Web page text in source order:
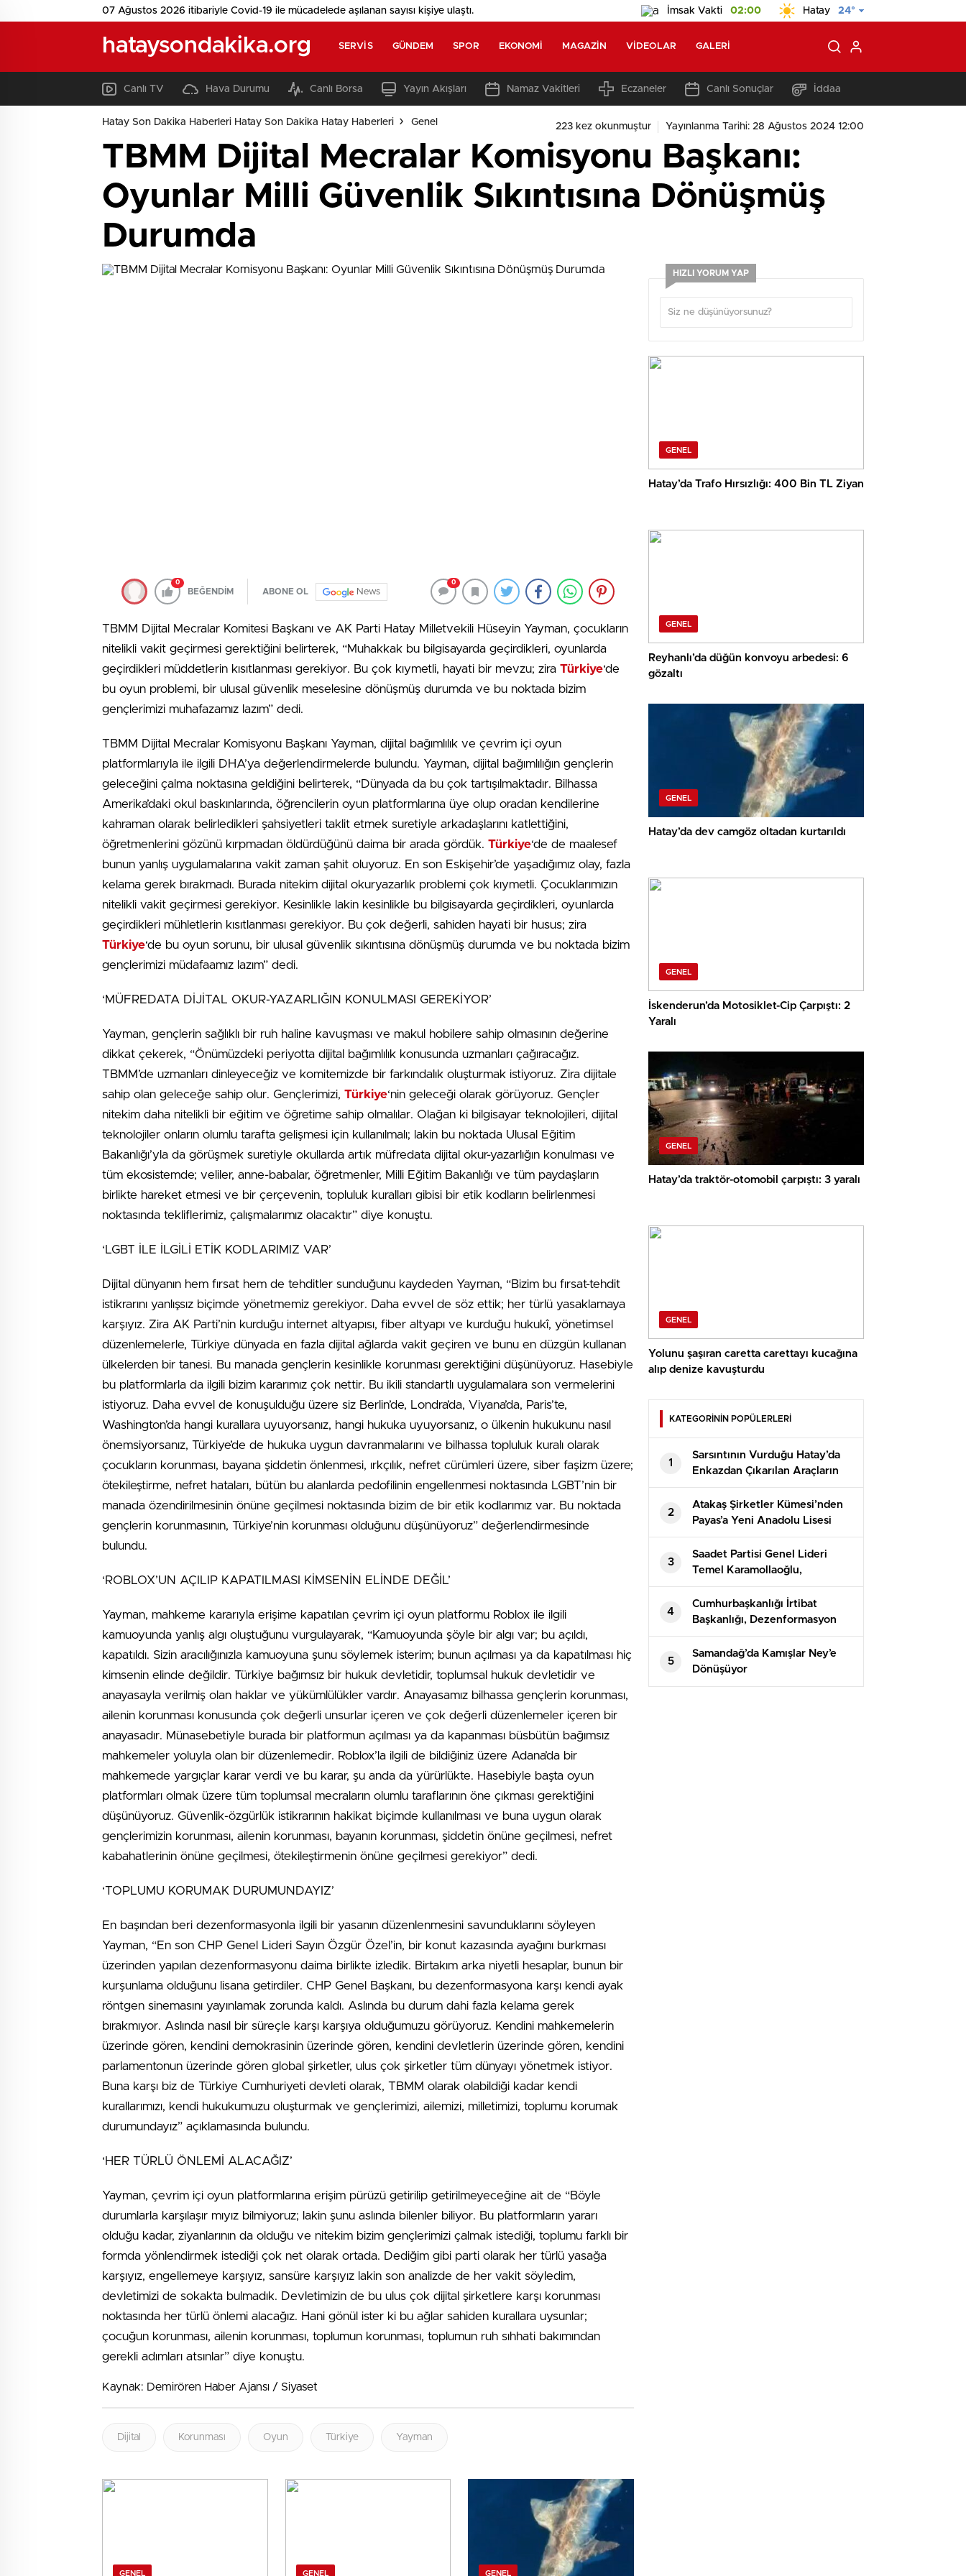
07 Ağustos 2026 itibariyle Covid-19 ile mücadelede aşılanan sayısı kişiye ulaştı. İmsak Vakti 02:00 Hatay 24°
hataysondakika.org SERVIS GÜNDEM SPOR EKONOMI MAGAZIN VIDEOLAR GALERI
Canlı TV Hava Durumu Canlı Borsa Yayın Akışları Namaz Vakitleri Eczaneler Canlı Sonuçlar İddaa
Hatay Son Dakika Haberleri Hatay Son Dakika Hatay Haberleri Genel 223 kez okunmuştur Yayınlanma Tarihi: 28 Ağustos 2024 12:00
TBMM Dijital Mecralar Komisyonu Başkanı:
Oyunlar Milli Güvenlik Sıkıntısına Dönüşmüş
Durumda
0
BEĞENDİM ABONE OL News
0
TBMM Dijital Mecralar Komitesi Başkanı ve AK Parti Hatay Milletvekili Hüseyin Yayman, çocukların
nitelikli vakit geçirmesi gerektiğini belirterek, “Muhakkak bu bilgisayarda geçirdikleri, oyunlarda
geçirdikleri müddetlerin kısıtlanması gerekiyor. Bu çok kıymetli, hayati bir mevzu; zira Türkiye‘de
bu oyun problemi, bir ulusal güvenlik meselesine dönüşmüş durumda ve bu noktada bizim
gençlerimizi muhafazamız lazım” dedi.
TBMM Dijital Mecralar Komisyonu Başkanı Yayman, dijital bağımlılık ve çevrim içi oyun
platformlarıyla ile ilgili DHA’ya değerlendirmelerde bulundu. Yayman, dijital bağımlılığın gençlerin
geleceğini çalma noktasına geldiğini belirterek, “Dünyada da bu çok tartışılmaktadır. Bilhassa
Amerika’daki okul baskınlarında, öğrencilerin oyun platformlarına üye olup oradan kendilerine
kahraman olarak belirledikleri şahsiyetleri taklit etmek suretiyle arkadaşlarını katlettiğini,
öğretmenlerini gözünü kırpmadan öldürdüğünü daima bir arada gördük. Türkiye‘de de maalesef
bunun yanlış uygulamalarına vakit zaman şahit oluyoruz. En son Eskişehir’de yaşadığımız olay, fazla
kelama gerek bırakmadı. Burada nitekim dijital okuryazarlık problemi çok kıymetli. Çocuklarımızın
nitelikli vakit geçirmesi gerekiyor. Kesinlikle lakin kesinlikle bu bilgisayarda geçirdikleri, oyunlarda
geçirdikleri mühletlerin kısıtlanması gerekiyor. Bu çok değerli, sahiden hayati bir husus; zira
Türkiye‘de bu oyun sorunu, bir ulusal güvenlik sıkıntısına dönüşmüş durumda ve bu noktada bizim
gençlerimizi müdafaamız lazım” dedi.
‘MÜFREDATA DİJİTAL OKUR-YAZARLIĞIN KONULMASI GEREKİYOR’
Yayman, gençlerin sağlıklı bir ruh haline kavuşması ve makul hobilere sahip olmasının değerine
dikkat çekerek, “Önümüzdeki periyotta dijital bağımlılık konusunda uzmanları çağıracağız.
TBMM’de uzmanları dinleyeceğiz ve komitemizde bir farkındalık oluşturmak istiyoruz. Zira dijitale
sahip olan geleceğe sahip olur. Gençlerimizi, Türkiye‘nin geleceği olarak görüyoruz. Gençler
nitekim daha nitelikli bir eğitim ve öğretime sahip olmalılar. Olağan ki bilgisayar teknolojileri, dijital
teknolojiler onların olumlu tarafta gelişmesi için kullanılmalı; lakin bu noktada Ulusal Eğitim
Bakanlığı’yla da görüşmek suretiyle okullarda artık müfredata dijital okur-yazarlığın konulması ve
tüm ekosistemde; veliler, anne-babalar, öğretmenler, Milli Eğitim Bakanlığı ve tüm paydaşların
birlikte hareket etmesi ve bir çerçevenin, topluluk kuralları gibisi bir etik kodların belirlenmesi
noktasında tekliflerimiz, çalışmalarımız olacaktır” diye konuştu.
‘LGBT İLE İLGİLİ ETİK KODLARIMIZ VAR’
Dijital dünyanın hem fırsat hem de tehditler sunduğunu kaydeden Yayman, “Bizim bu fırsat-tehdit
istikrarını yanlışsız biçimde yönetmemiz gerekiyor. Daha evvel de söz ettik; her türlü yasaklamaya
karşıyız. Zira AK Parti’nin kurduğu internet altyapısı, fiber altyapı ve kurduğu hukukî, yönetimsel
düzenlemelerle, Türkiye dünyada en fazla dijital ağlarda vakit geçiren ve bunu en düzgün kullanan
ülkelerden bir tanesi. Bu manada gençlerin kesinlikle korunması gerektiğini düşünüyoruz. Hasebiyle
bu platformlarla da ilgili bizim kararımız çok nettir. Bu ikili standartlı uygulamalara son vermelerini
istiyoruz. Daha evvel de konuşulduğu üzere siz Berlin’de, Londra’da, Viyana’da, Paris’te,
Washington’da hangi kurallara uyuyorsanız, hangi hukuka uyuyorsanız, o ülkenin hukukunu nasıl
önemsiyorsanız, Türkiye’de de hukuka uygun davranmalarını ve bilhassa topluluk kuralı olarak
çocukların korunması, bayana şiddetin önlenmesi, ırkçılık, nefret cürümleri üzere, siber faşizm üzere;
ötekileştirme, nefret hataları, bütün bu alanlarda pedofilinin engellenmesi noktasında LGBT’nin bir
manada özendirilmesinin önüne geçilmesi noktasında bizim de bir etik kodlarımız var. Bu noktada
gençlerin korunmasının, Türkiye’nin korunması olduğunu düşünüyoruz” değerlendirmesinde
bulundu.
‘ROBLOX’UN AÇILIP KAPATILMASI KİMSENİN ELİNDE DEĞİL’
Yayman, mahkeme kararıyla erişime kapatılan çevrim içi oyun platformu Roblox ile ilgili
kamuoyunda yanlış algı oluştuğunu vurgulayarak, “Kamuoyunda şöyle bir algı var; bu açıldı,
kapatıldı. Sizin aracılığınızla kamuoyuna şunu söylemek isterim; bunun açılması ya da kapatılması hiç
kimsenin elinde değildir. Türkiye bağımsız bir hukuk devletidir, toplumsal hukuk devletidir ve
anayasayla verilmiş olan haklar ve yükümlülükler vardır. Anayasamız bilhassa gençlerin korunması,
ailenin korunması konusunda çok değerli unsurlar içeren ve çok değerli düzenlemeler içeren bir
anayasadır. Münasebetiyle burada bir platformun açılması ya da kapanması büsbütün bağımsız
mahkemeler yoluyla olan bir düzenlemedir. Roblox’la ilgili de bildiğiniz üzere Adana’da bir
mahkemede yargıçlar karar verdi ve bu karar, şu anda da yürürlükte. Hasebiyle başta oyun
platformları olmak üzere tüm toplumsal mecraların olumlu taraflarının öne çıkması gerektiğini
düşünüyoruz. Güvenlik-özgürlük istikrarının hakikat biçimde kullanılması ve buna uygun olarak
gençlerimizin korunması, ailenin korunması, bayanın korunması, şiddetin önüne geçilmesi, nefret
kabahatlerinin önüne geçilmesi, ötekileştirmenin önüne geçilmesi gerekiyor” dedi.
‘TOPLUMU KORUMAK DURUMUNDAYIZ’
En başından beri dezenformasyonla ilgili bir yasanın düzenlenmesini savunduklarını söyleyen
Yayman, “En son CHP Genel Lideri Sayın Özgür Özel’in, bir konut kazasında ayağını burkması
üzerinden yapılan dezenformasyonu daima birlikte izledik. Birtakım arka niyetli hesaplar, bunun bir
kurşunlama olduğunu lisana getirdiler. CHP Genel Başkanı, bu dezenformasyona karşı kendi ayak
röntgen sinemasını yayınlamak zorunda kaldı. Aslında bu durum dahi fazla kelama gerek
bırakmıyor. Aslında nasıl bir süreçle karşı karşıya olduğumuzu görüyoruz. Kendini mahkemelerin
üzerinde gören, kendini demokrasinin üzerinde gören, kendini devletlerin üzerinde gören, kendini
parlamentonun üzerinde gören global şirketler, ulus çok şirketler tüm dünyayı yönetmek istiyor.
Buna karşı biz de Türkiye Cumhuriyeti devleti olarak, TBMM olarak olabildiği kadar kendi
kurallarımızı, kendi hukukumuzu oluşturmak ve gençlerimizi, ailemizi, milletimizi, toplumu korumak
durumundayız” açıklamasında bulundu.
‘HER TÜRLÜ ÖNLEMİ ALACAĞIZ’
Yayman, çevrim içi oyun platformlarına erişim pürüzü getirilip getirilmeyeceğine ait de “Böyle
durumlarla karşılaşır mıyız bilmiyoruz; lakin şunu aslında bilenler biliyor. Bu platformların yararı
olduğu kadar, ziyanlarının da olduğu ve nitekim bizim gençlerimizi çalmak istediği, toplumu farklı bir
formda yönlendirmek istediği çok net olarak ortada. Dediğim gibi parti olarak her türlü yasağa
karşıyız, engellemeye karşıyız, sansüre karşıyız lakin son analizde de her vakit söyledim,
devletimizi de sokakta bulmadık. Devletimizin de bu ulus çok dijital şirketlere karşı korunması
noktasında her türlü önlemi alacağız. Hani gönül ister ki bu ağlar sahiden kurallara uysunlar;
çocuğun korunması, ailenin korunması, toplumun korunması, toplumun ruh sıhhati bakımından
gerekli adımları atsınlar” diye konuştu.
Kaynak: Demirören Haber Ajansı / Siyaset
Dijital Korunması Oyun Türkiye Yayman
GENEL GENEL GENEL
HIZLI YORUM YAP
GENEL
Hatay’da Trafo Hırsızlığı: 400 Bin TL Ziyan
GENEL
Reyhanlı’da düğün konvoyu arbedesi: 6
gözaltı
GENEL
Hatay’da dev camgöz oltadan kurtarıldı
GENEL
İskenderun’da Motosiklet-Cip Çarpıştı: 2
Yaralı
GENEL
Hatay’da traktör-otomobil çarpıştı: 3 yaralı
GENEL
Yolunu şaşıran caretta carettayı kucağına
alıp denize kavuşturdu
KATEGORİNİN POPÜLERLERİ
1
Sarsıntının Vurduğu Hatay’da
Enkazdan Çıkarılan Araçların
Teslimatı Devam Ediyor
2
Atakaş Şirketler Kümesi’nden
Payas’a Yeni Anadolu Lisesi
3
Saadet Partisi Genel Lideri
Temel Karamollaoğlu,
Yargıtay’ın Can Atalay kararına
reaksiyon gösterdi
4
Cumhurbaşkanlığı İrtibat
Başkanlığı, Dezenformasyon
Bülteni’nin 81. sayısını
yayımladı
5
Samandağ’da Kamışlar Ney’e
Dönüşüyor